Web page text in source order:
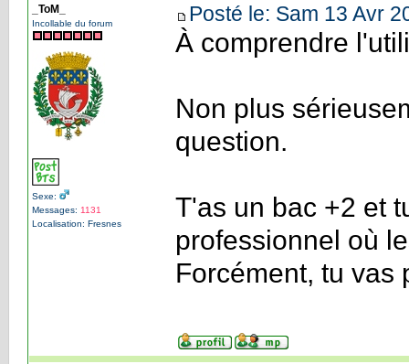
_ToM_
Incollable du forum
Sexe:
Messages: 1131
Localisation: Fresnes
Posté le: Sam 13 Avr
À comprendre
Non plus
question.
T'as un bac +2 et
professionnel où
Forcément, tu vas